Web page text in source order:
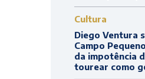
Cultura
Diego Ventura
Campo
da impotência
tourear como